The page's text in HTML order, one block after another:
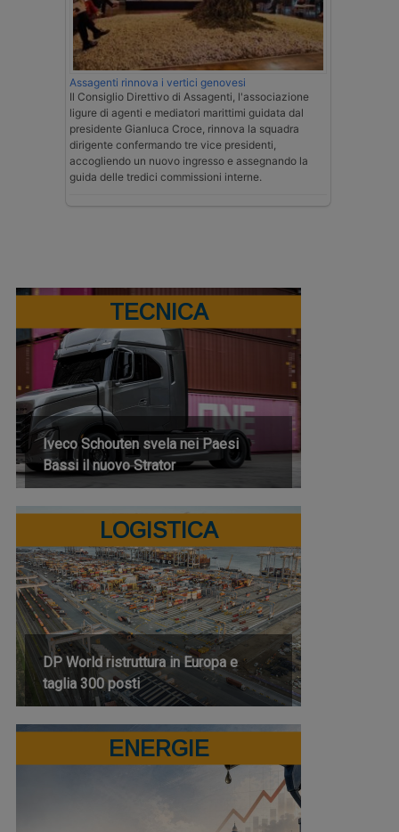
Assagenti rinnova i vertici genovesi
Il Consiglio Direttivo di Assagenti, l'associazione
ligure di agenti e mediatori marittimi guidata dal
presidente Gianluca Croce, rinnova la squadra
dirigente confermando tre vice presidenti,
accogliendo un nuovo ingresso e assegnando la
guida delle tredici commissioni interne.
TECNICA
Iveco Schouten svela nei Paesi
Bassi il nuovo Strator
LOGISTICA
DP World ristruttura in Europa e
taglia 300 posti
ENERGIE